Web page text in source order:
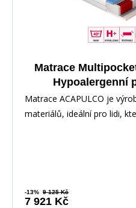
Matrace
Hypoalergenní
Matrace ACAPULCO je
materiálů, ideální pro lidi,
-13% 9 125 Kč
7 921 Kč